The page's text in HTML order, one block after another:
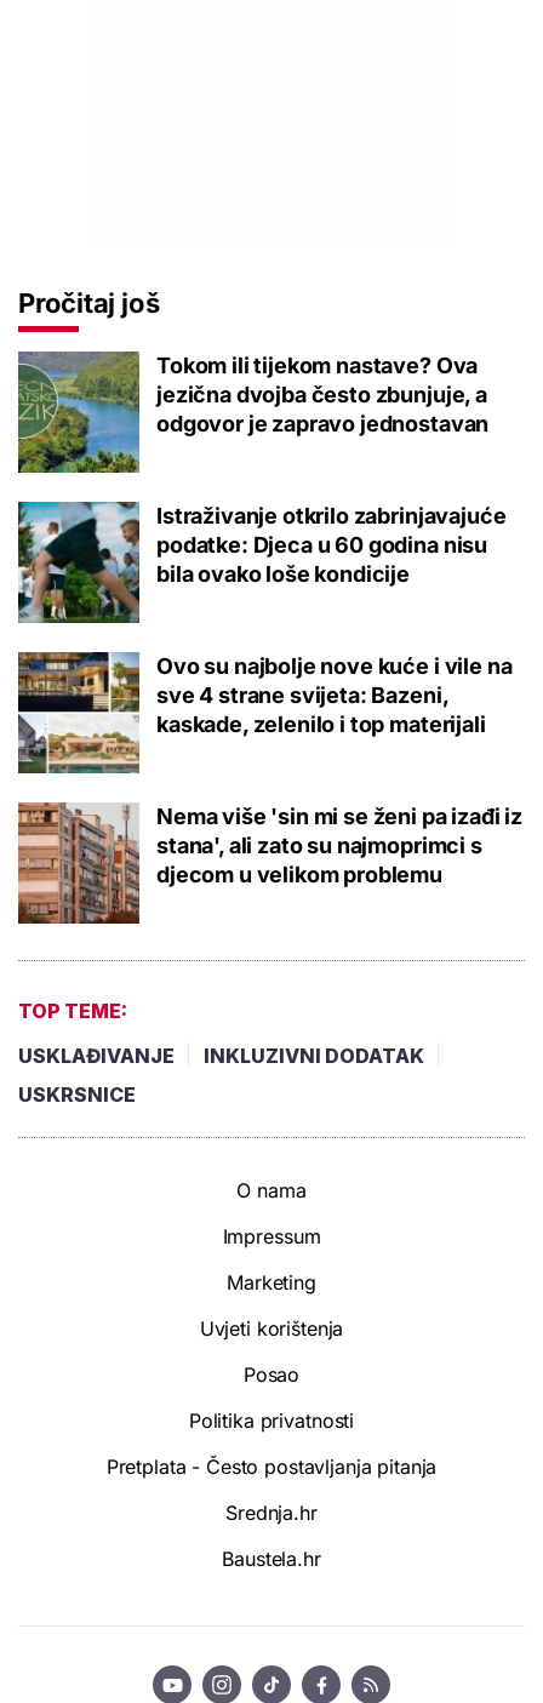
Pročitaj još
Tokom ili tijekom nastave? Ova
jezična dvojba često zbunjuje, a
odgovor je zapravo jednostavan
Istraživanje otkrilo zabrinjavajuće
podatke: Djeca u 60 godina nisu
bila ovako loše kondicije
Ovo su najbolje nove kuće i vile na
sve 4 strane svijeta: Bazeni,
kaskade, zelenilo i top materijali
Nema više 'sin mi se ženi pa izađi iz
stana', ali zato su najmoprimci s
djecom u velikom problemu
TOP TEME:
USKLAĐIVANJE
INKLUZIVNI DODATAK
USKRSNICE
O nama
Impressum
Marketing
Uvjeti korištenja
Posao
Politika privatnosti
Pretplata - Često postavljanja pitanja
Srednja.hr
Baustela.hr